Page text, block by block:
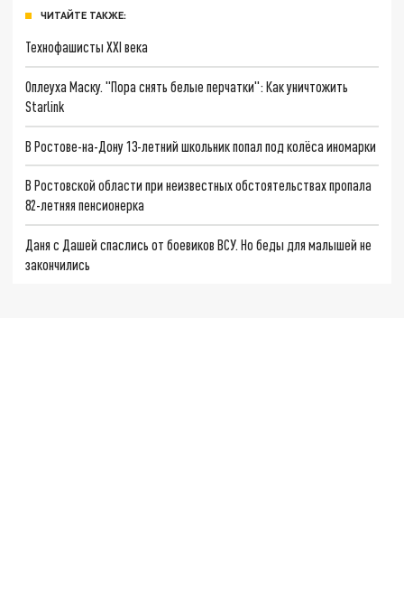
ЧИТАЙТЕ ТАКЖЕ:
Технофашисты XXI века
Оплеуха Маску. "Пора снять белые перчатки": Как уничтожить
Starlink
В Ростове-на-Дону 13-летний школьник попал под колёса иномарки
В Ростовской области при неизвестных обстоятельствах пропала
82-летняя пенсионерка
Даня с Дашей спаслись от боевиков ВСУ. Но беды для малышей не
закончились